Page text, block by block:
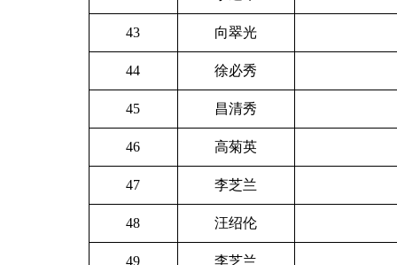
43 向翠光
44 徐必秀
45 昌清秀
46 高菊英
47 李芝兰
48 汪绍伦
49 李芝兰